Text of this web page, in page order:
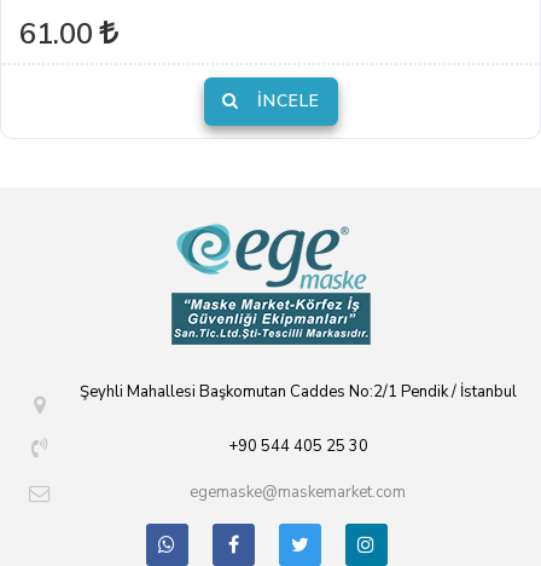
61.00
İNCELE
Şeyhli Mahallesi Başkomutan Caddes No:2/1 Pendik / İstanbul
+90 544 405 25 30
egemaske@maskemarket.com